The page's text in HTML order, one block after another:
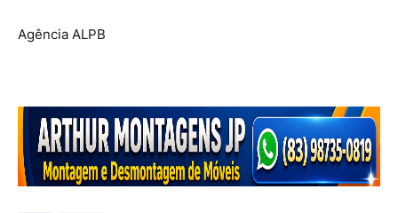
Agência ALPB